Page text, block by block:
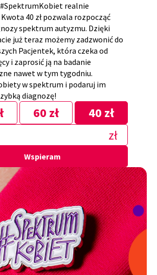
realnie
40 zł pozwala rozpocząć
spektrum autyzmu. Dzięki
już teraz możemy zadzwonić do
Pacjentek, która czeka od
i zaprosić ją na badanie
nawet w tym tygodniu.
w spektrum i podaruj im
diagnozę!
60 zł 40 zł
Wspieram